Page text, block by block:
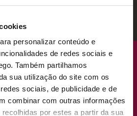
personalizar conteúdo e
de redes sociais e
Também partilhamos
sua utilização do site com os
sociais, de publicidade e de
combinar com outras informações
por estes a partir da sua
de receber a nossa
incluem dados que foram
da relação contratual que
e na sequência das
realizadas com o BCC.
em que tratamos
· LOTES PREMIUM
COMO UM